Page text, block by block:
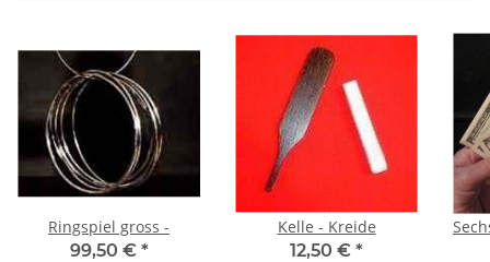
Ringspiel gross -
99,50 € *
Kelle - Kreide
12,50 € *